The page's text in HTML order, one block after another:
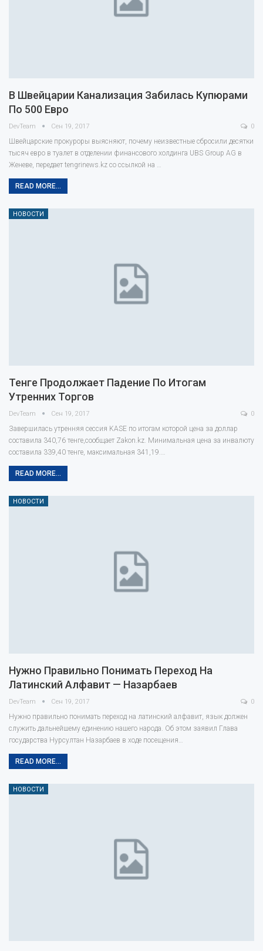
В Швейцарии Канализация Забилась Купюрами
По 500 Евро
DevTeam Сен 19, 2017 0
Швейцарские прокуроры выясняют, почему неизвестные сбросили десятки
тысяч евро в туалет в отделении финансового холдинга UBS Group AG в
Женеве, передает tengrinews.kz со ссылкой на …
READ MORE...
НОВОСТИ
Тенге Продолжает Падение По Итогам
Утренних Торгов
DevTeam Сен 19, 2017 0
Завершилась утренняя сессия KASE по итогам которой цена за доллар
составила 340,76 тенге,сообщает Zakon.kz. Минимальная цена за инвалюту
составила 339,40 тенге, максимальная 341,19.…
READ MORE...
НОВОСТИ
Нужно Правильно Понимать Переход На
Латинский Алфавит — Назарбаев
DevTeam Сен 19, 2017 0
Нужно правильно понимать переход на латинский алфавит, язык должен
служить дальнейшему единению нашего народа. Об этом заявил Глава
государства Нурсултан Назарбаев в ходе посещения…
READ MORE...
НОВОСТИ